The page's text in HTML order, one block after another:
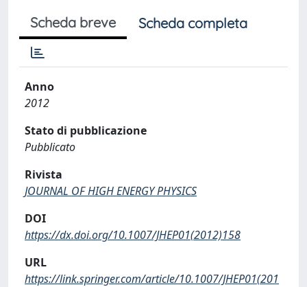
Scheda breve Scheda completa
Anno
2012
Stato di pubblicazione
Pubblicato
Rivista
JOURNAL OF HIGH ENERGY PHYSICS
DOI
https://dx.doi.org/10.1007/JHEP01(2012)158
URL
https://link.springer.com/article/10.1007/JHEP01(201